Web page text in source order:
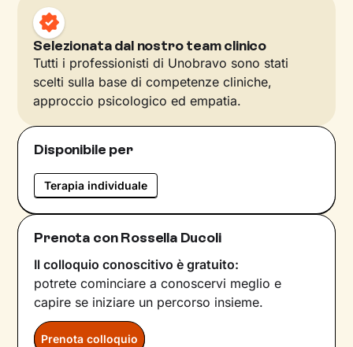
Selezionata dal nostro team clinico
Tutti i professionisti di Unobravo sono stati
scelti sulla base di competenze cliniche,
approccio psicologico ed empatia.
Disponibile per
Terapia individuale
Prenota con Rossella Ducoli
Il colloquio conoscitivo è gratuito:
potrete cominciare a conoscervi meglio e
capire se iniziare un percorso insieme.
Prenota colloquio